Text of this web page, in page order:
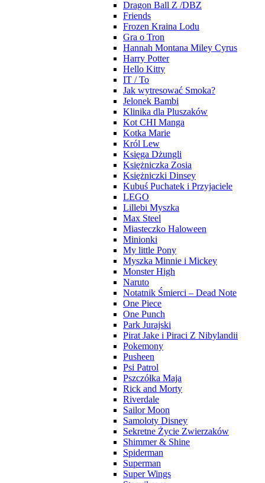
Dragon Ball Z /DBZ
Friends
Frozen Kraina Lodu
Gra o Tron
Hannah Montana Miley Cyrus
Harry Potter
Hello Kitty
IT / To
Jak wytresować Smoka?
Jelonek Bambi
Klinika dla Pluszaków
Kot CHI Manga
Kotka Marie
Król Lew
Księga Dżungli
Księżniczka Zosia
Księżniczki Dinsey
Kubuś Puchatek i Przyjaciele
LEGO
Lillebi Myszka
Max Steel
Miasteczko Haloween
Minionki
My little Pony
Myszka Minnie i Mickey
Monster High
Naruto
Notatnik Śmierci – Dead Note
One Piece
One Punch
Park Jurajski
Pirat Jake i Piraci Z Nibylandii
Pokemony
Pusheen
Psi Patrol
Pszczółka Maja
Rick and Morty
Riverdale
Sailor Moon
Samoloty Disney
Sekretne Życie Zwierzaków
Shimmer & Shine
Spiderman
Superman
Super Wings